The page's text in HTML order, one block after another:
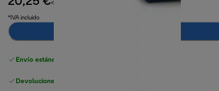
24,90 €
*IVA incluido
Envío estándar gratuito
Devoluciones gratuitas